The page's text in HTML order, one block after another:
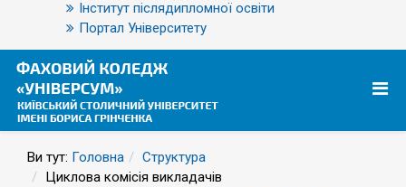
Інститут післядипломної освіти
Портал Університету
Ви тут: Головна
Структура
Циклова комісія викладачів